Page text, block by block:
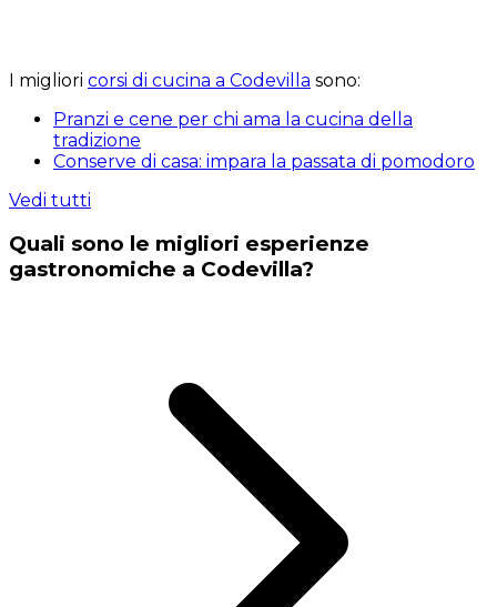
I migliori corsi di cucina a Codevilla sono:
Pranzi e cene per chi ama la cucina della
tradizione
Conserve di casa: impara la passata di pomodoro
Vedi tutti
Quali sono le migliori esperienze
gastronomiche a Codevilla?